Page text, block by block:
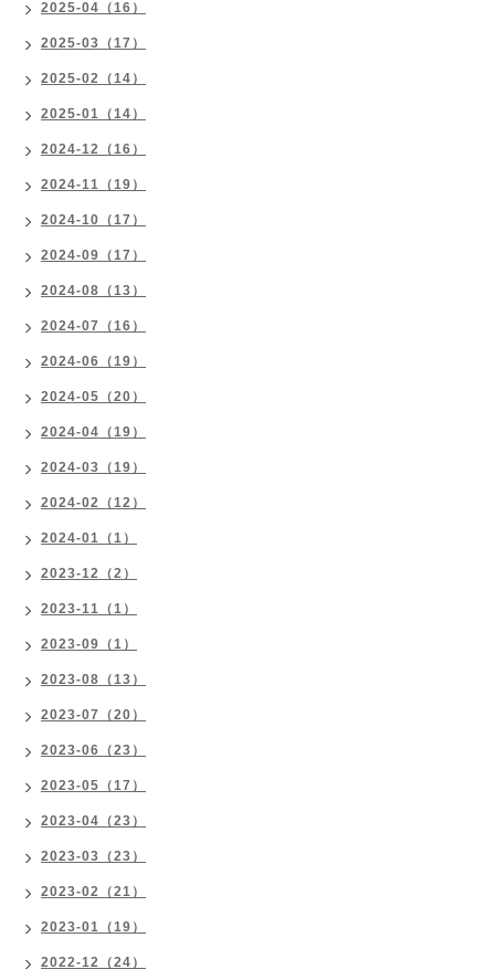
2025-04（16）
2025-03（17）
2025-02（14）
2025-01（14）
2024-12（16）
2024-11（19）
2024-10（17）
2024-09（17）
2024-08（13）
2024-07（16）
2024-06（19）
2024-05（20）
2024-04（19）
2024-03（19）
2024-02（12）
2024-01（1）
2023-12（2）
2023-11（1）
2023-09（1）
2023-08（13）
2023-07（20）
2023-06（23）
2023-05（17）
2023-04（23）
2023-03（23）
2023-02（21）
2023-01（19）
2022-12（24）